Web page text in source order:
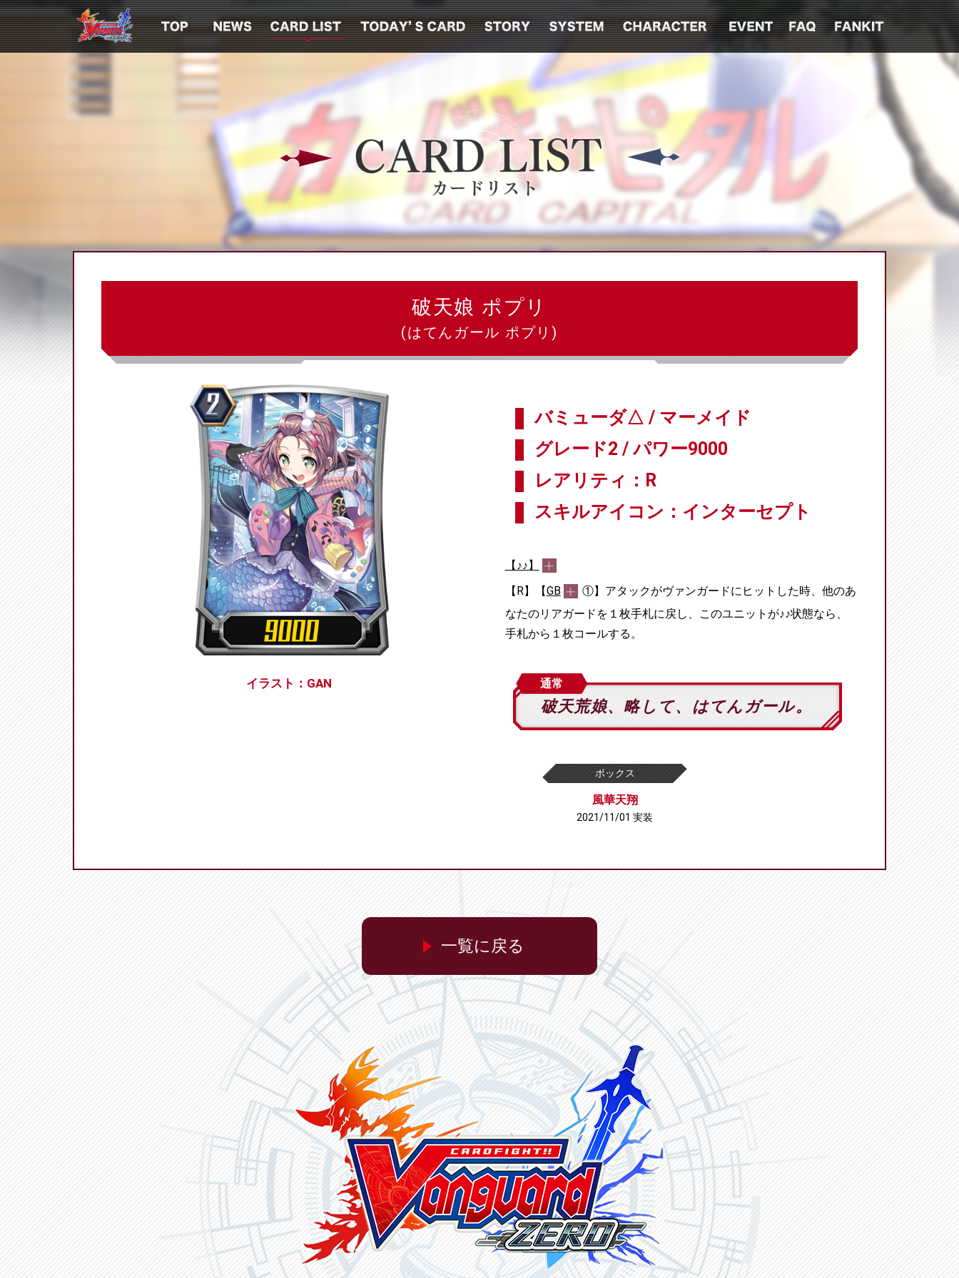
破天娘 ポプリ
(はてんガール ポプリ)
イラスト：GAN
バミューダ△ / マーメイド
グレード2 / パワー9000
レアリティ：R
スキルアイコン：インターセプト
【♪♪】
【R】【GB
①】アタックがヴァンガードにヒットした時、他のあ
なたのリアガードを１枚手札に戻し、このユニットが♪♪状態なら、
手札から１枚コールする。
通常
破天荒娘、略して、はてんガール。
ボックス
風華天翔
2021/11/01 実装
一覧に戻る
ヴァンガード ZERO